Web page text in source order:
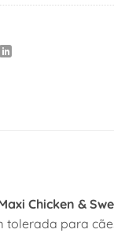
Chicken &
tolerada para